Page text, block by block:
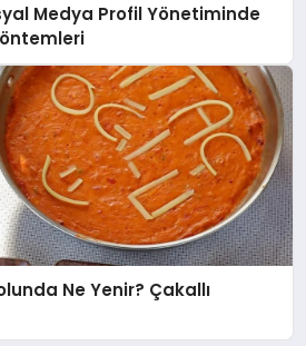
Medya Profil Yönetiminde
Ne Yenir? Çakallı